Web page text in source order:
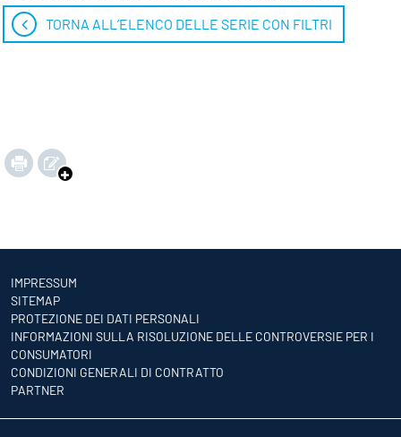
TORNA ALL’ELENCO DELLE SERIE CON FILTRI
IMPRESSUM
SITEMAP
PROTEZIONE DEI DATI PERSONALI
INFORMAZIONI SULLA RISOLUZIONE DELLE CONTROVERSIE PER I
CONSUMATORI
CONDIZIONI GENERALI DI CONTRATTO
PARTNER